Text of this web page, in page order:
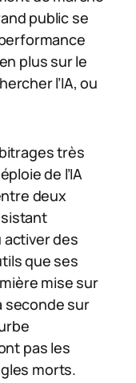
public se
plus sur le
l’IA, ou
très
de l’IA
deux
des
que ses
mise sur
seconde sur
pas les
morts.